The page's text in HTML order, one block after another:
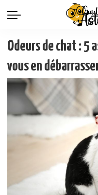
Odeurs de chat : 5
vous en